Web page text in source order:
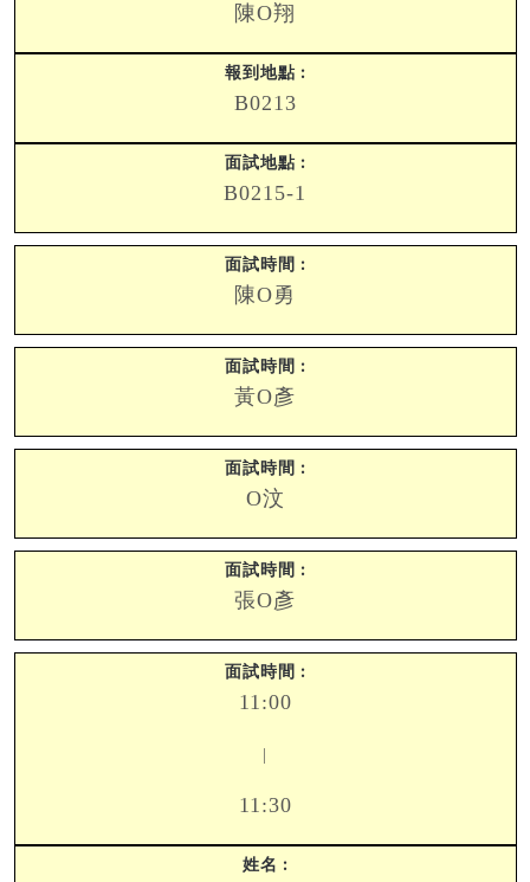
陳O翔
B0213
B0215-1
陳O勇
黃O彥
O汶
張O彥
11:00
11:30